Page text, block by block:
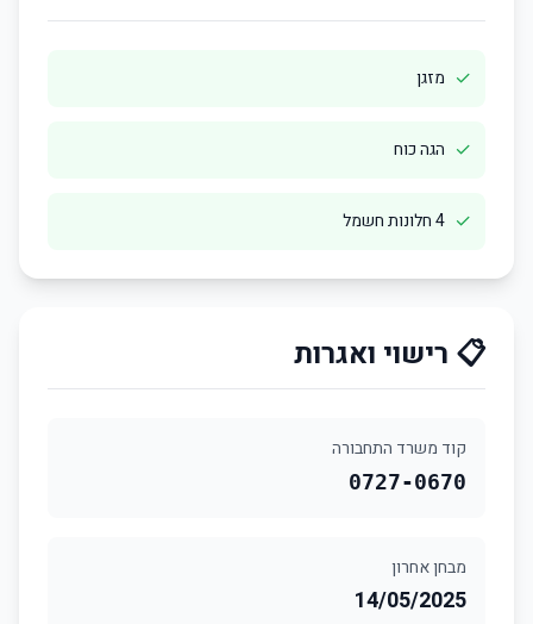
✓ מזגן
✓ הגה כוח
✓ 4 חלונות חשמל
📋 רישוי ואגרות
קוד משרד התחבורה
0727-0670
מבחן אחרון
14/05/2025